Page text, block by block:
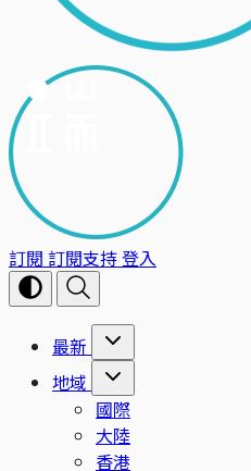
訂閱 訂閱支持登入
最新
地域
國際
大陸
香港